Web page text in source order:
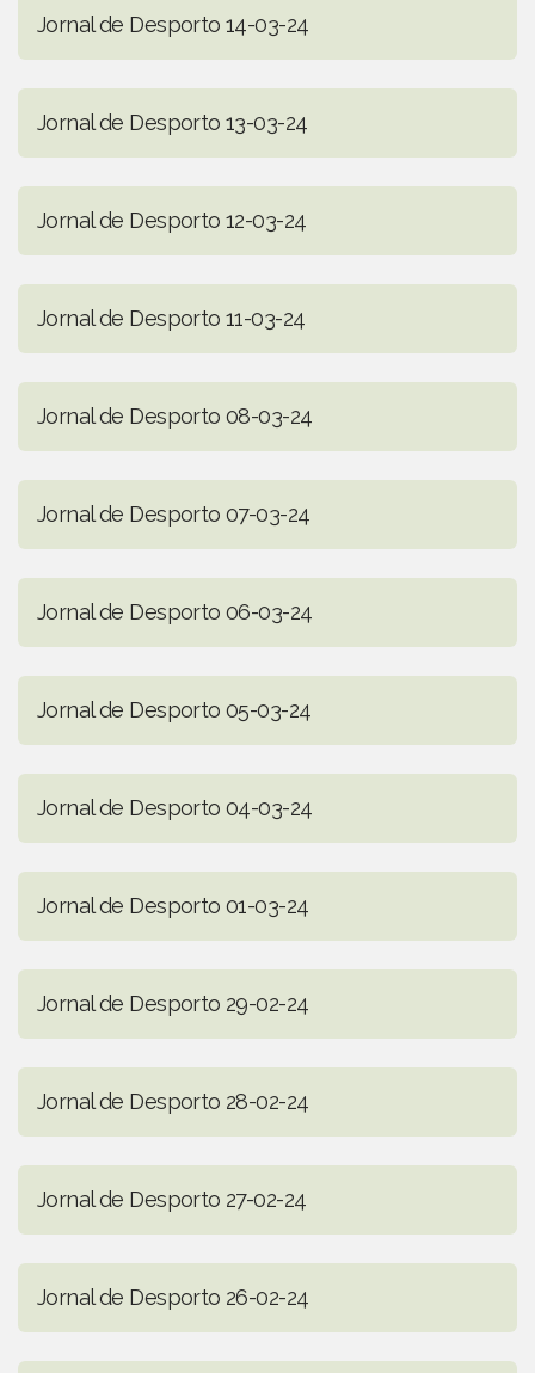
Jornal de Desporto 14-03-24
Jornal de Desporto 13-03-24
Jornal de Desporto 12-03-24
Jornal de Desporto 11-03-24
Jornal de Desporto 08-03-24
Jornal de Desporto 07-03-24
Jornal de Desporto 06-03-24
Jornal de Desporto 05-03-24
Jornal de Desporto 04-03-24
Jornal de Desporto 01-03-24
Jornal de Desporto 29-02-24
Jornal de Desporto 28-02-24
Jornal de Desporto 27-02-24
Jornal de Desporto 26-02-24